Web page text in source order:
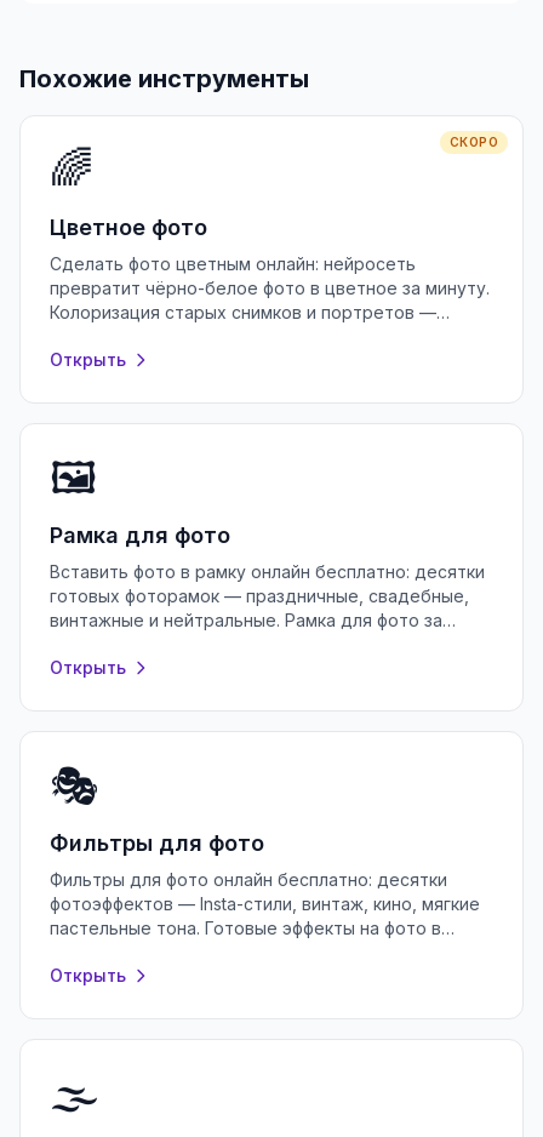
Похожие инструменты
СКОРО
🌈
Цветное фото
Сделать фото цветным онлайн: нейросеть
превратит чёрно-белое фото в цветное за минуту.
Колоризация старых снимков и портретов —
Открыть
🖼️
Рамка для фото
Вставить фото в рамку онлайн бесплатно: десятки
готовых фоторамок — праздничные, свадебные,
винтажные и нейтральные. Рамка для фото за
Открыть
🎭
Фильтры для фото
Фильтры для фото онлайн бесплатно: десятки
фотоэффектов — Insta-стили, винтаж, кино, мягкие
пастельные тона. Готовые эффекты на фото в
Открыть
🌫️